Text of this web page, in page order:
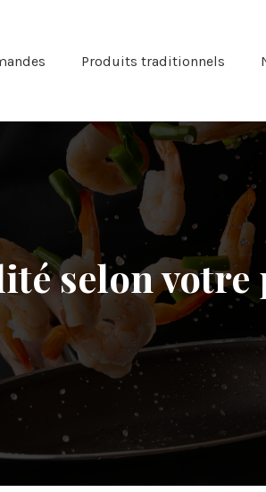
Produits traditionnels
selon